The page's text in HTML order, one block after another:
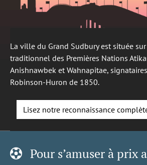
La ville du Grand Sudbury est située
traditionnel des Premières Nations
Anishnawbek et Wahnapitae,
Robinson-Huron de 1850.
Lisez notre reconnaissance
Pour s’amuser à prix